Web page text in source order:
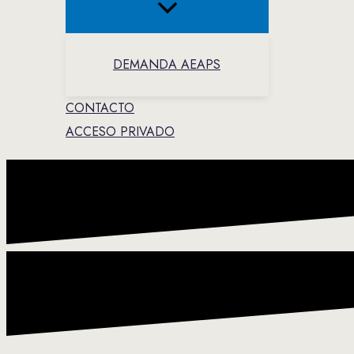
DEMANDA AEAPS
CONTACTO
ACCESO PRIVADO